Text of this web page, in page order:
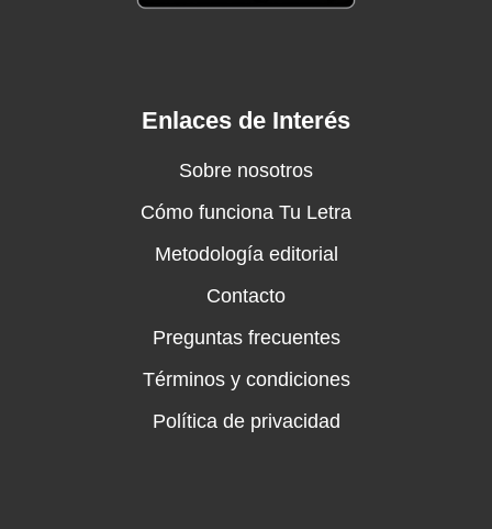
Enlaces de Interés
Sobre nosotros
Cómo funciona Tu Letra
Metodología editorial
Contacto
Preguntas frecuentes
Términos y condiciones
Política de privacidad